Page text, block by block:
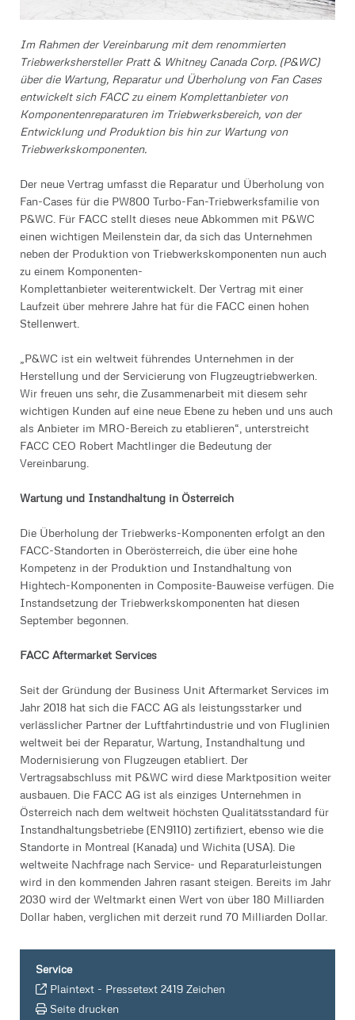
Im Rahmen der Vereinbarung mit dem renommierten
Triebwerkshersteller Pratt & Whitney Canada Corp. (P&WC)
über die Wartung, Reparatur und Überholung von Fan Cases
entwickelt sich FACC zu einem Komplettanbieter von
Komponentenreparaturen im Triebwerksbereich, von der
Entwicklung und Produktion bis hin zur Wartung von
Triebwerkskomponenten.
Der neue Vertrag umfasst die Reparatur und Überholung von
Fan-Cases für die PW800 Turbo-Fan-Triebwerksfamilie von
P&WC. Für FACC stellt dieses neue Abkommen mit P&WC
einen wichtigen Meilenstein dar, da sich das Unternehmen
neben der Produktion von Triebwerkskomponenten nun auch
zu einem Komponenten-
Komplettanbieter weiterentwickelt. Der Vertrag mit einer
Laufzeit über mehrere Jahre hat für die FACC einen hohen
Stellenwert.
„P&WC ist ein weltweit führendes Unternehmen in der
Herstellung und der Servicierung von Flugzeugtriebwerken.
Wir freuen uns sehr, die Zusammenarbeit mit diesem sehr
wichtigen Kunden auf eine neue Ebene zu heben und uns auch
als Anbieter im MRO-Bereich zu etablieren“, unterstreicht
FACC CEO Robert Machtlinger die Bedeutung der
Vereinbarung.
Wartung und Instandhaltung in Österreich
Die Überholung der Triebwerks-Komponenten erfolgt an den
FACC-Standorten in Oberösterreich, die über eine hohe
Kompetenz in der Produktion und Instandhaltung von
Hightech-Komponenten in Composite-Bauweise verfügen. Die
Instandsetzung der Triebwerkskomponenten hat diesen
September begonnen.
FACC Aftermarket Services
Seit der Gründung der Business Unit Aftermarket Services im
Jahr 2018 hat sich die FACC AG als leistungsstarker und
verlässlicher Partner der Luftfahrtindustrie und von Fluglinien
weltweit bei der Reparatur, Wartung, Instandhaltung und
Modernisierung von Flugzeugen etabliert. Der
Vertragsabschluss mit P&WC wird diese Marktposition weiter
ausbauen. Die FACC AG ist als einziges Unternehmen in
Österreich nach dem weltweit höchsten Qualitätsstandard für
Instandhaltungsbetriebe (EN9110) zertifiziert, ebenso wie die
Standorte in Montreal (Kanada) und Wichita (USA). Die
weltweite Nachfrage nach Service- und Reparaturleistungen
wird in den kommenden Jahren rasant steigen. Bereits im Jahr
2030 wird der Weltmarkt einen Wert von über 180 Milliarden
Dollar haben, verglichen mit derzeit rund 70 Milliarden Dollar.
Service
Plaintext - Pressetext 2419 Zeichen
Seite drucken